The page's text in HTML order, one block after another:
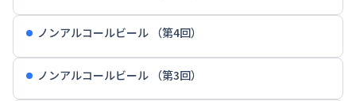
ノンアルコールビール （第4回）
ノンアルコールビール （第3回）